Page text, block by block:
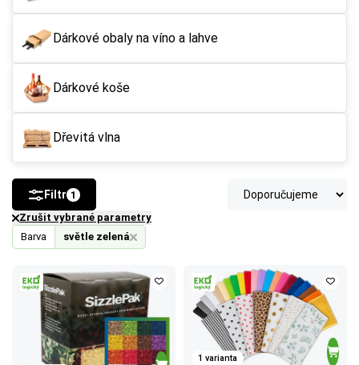
Dárkové obaly na víno a lahve
Dárkové koše
Dřevitá vlna
Barva světle zelená
Zrušit vybrané parametry
Filtr 1
1 varianta
FSC® (Forest Stewardship Council) zaručuje, že
použitý papír nebo karton pochází z odpovědně a
udržitelně spravovaných lesů. Výrobky s tímto
označením podporují šetrné hospodaření
s přírodními zdroji.